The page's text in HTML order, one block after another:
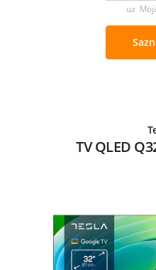
uz
TV QLED